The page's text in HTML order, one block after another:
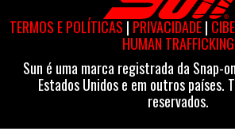
TERMOS E POLÍTICAS | PRIVACIDADE|
HUMAN TRAFFICKING
Sun é uma marca registrada da Snap-
Estados Unidos e em outros países.
reservados.